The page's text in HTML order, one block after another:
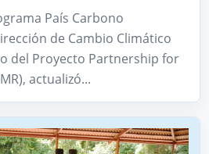
País Carbono
de Cambio Climático
del Proyecto Partnership for
actualizó...